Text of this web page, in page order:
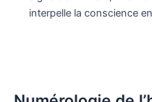
interpelle la conscience